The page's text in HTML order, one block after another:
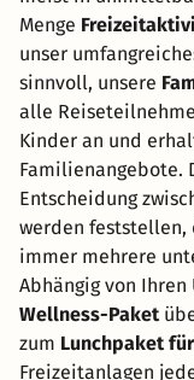
Menge
unser
sinnvoll, unsere
alle
Kinder an und
Familienangebote.
Entscheidung
werden feststellen,
immer mehrere
Abhängig von
Wellness-Paket
zum Lunchpaket
Freizeitanlagen